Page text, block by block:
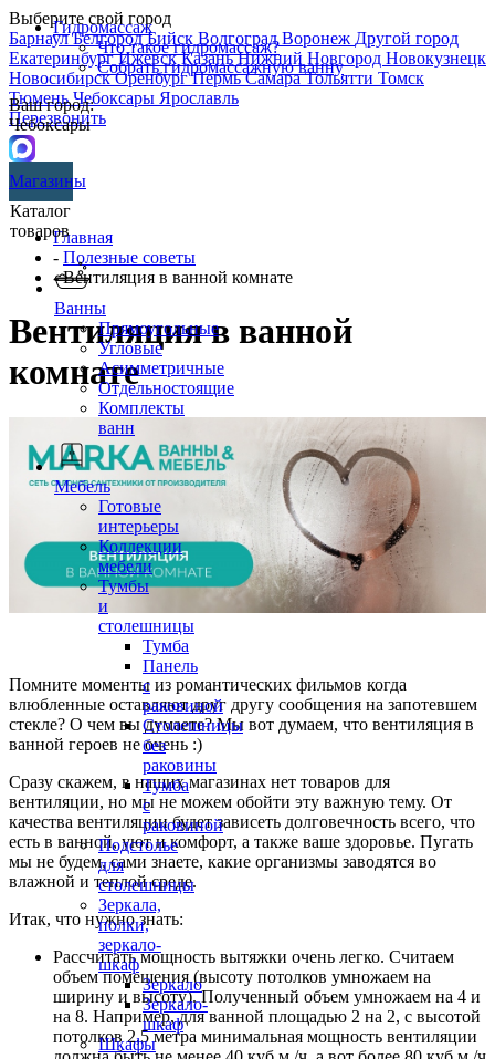
Выберите свой город
БарнаулБелгородБийск ВолгоградВоронеж Другой город
ЕкатеринбургИжевскКазаньНижний Новгород Новокузнецк
НовосибирскОренбургПермьСамараТольятти Томск
ТюменьЧебоксары Ярославль
Перезвонить
Гидромассаж
Что такое гидромассаж?
Собрать гидромассажную ванну
Ваш город:
Чебоксары
Магазины
Каталог
товаров
Ванны
Прямоугольные
Угловые
Асимметричные
Отдельностоящие
Комплекты
ванн
Мебель
Готовые
интерьеры
Коллекции
мебели
Тумбы
и
столешницы
Тумба
Панель
с
раковиной
Столешницы
без
раковины
Тумба
с
раковиной
Подстолье
для
столешницы
Зеркала,
полки,
зеркало-
шкаф
Зеркало
Зеркало-
шкаф
Шкафы
Главная
- Полезные советы
- Вентиляция в ванной комнате
Вентиляция в ванной
комнате
Помните моменты из романтических фильмов когда
влюбленные оставляют друг другу сообщения на запотевшем
стекле? О чем вы думаете? Мы вот думаем, что вентиляция в
ванной героев не очень :)
Сразу скажем, в наших магазинах нет товаров для
вентиляции, но мы не можем обойти эту важную тему. От
качества вентиляции будет зависеть долговечность всего, что
есть в ванной, уют и комфорт, а также ваше здоровье. Пугать
мы не будем, сами знаете, какие организмы заводятся во
влажной и теплой среде.
Итак, что нужно знать:
Рассчитать мощность вытяжки очень легко. Считаем
объем помещения (высоту потолков умножаем на
ширину и высоту). Полученный объем умножаем на 4 и
на 8. Например, для ванной площадью 2 на 2, с высотой
потолков 2,5 метра минимальная мощность вентиляции